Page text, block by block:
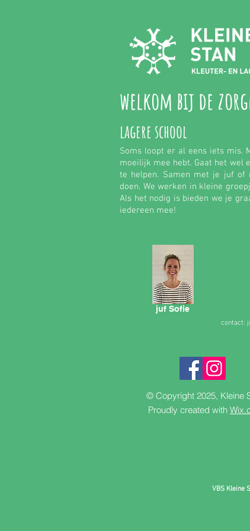
welkom bij de
lagere school
Soms loopt er al eens iets mis.
moeilijk mee hebt. Gaat het wel
te helpen. Samen met je juf of
doen. We werken in kleine
Als het nodig is bieden we je
iedereen mee!
juf Sofie
contact:
© Copyright 2025, Kleine
Proudly created with
VBS Kleine